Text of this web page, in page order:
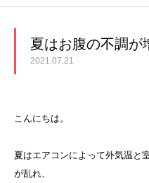
夏はお腹の不調が
2021.07.21
こんにちは。
夏はエアコンによって外気温と
が乱れ、